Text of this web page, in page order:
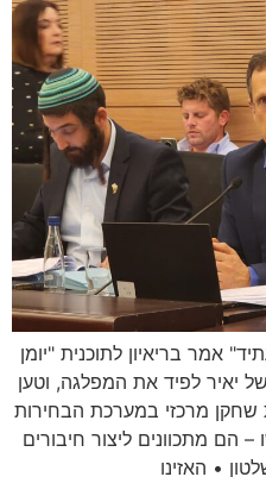
אמר בריאיון לתוכנית "יומן
יאיר לפיד את המפלגה, וטען
שחקן מרכזי במערכת הבחירות
הם מתכוונים ליצור חיבורים
• האזינו